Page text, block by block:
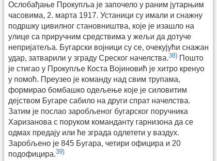
Ослобађање Прокупља је започело у раним јутарњим
часовима, 2. марта 1917. Устаници су имали и снажну
подршку цивилног становништва, које је изашло на
улице са приручним средствима у жељи да дотуче
непријатеља. Бугарски војници су се, очекујући снажан
удар, затварили у зграду Среског начелства.38) Пошто
је стигао у Прокупље Коста Војиновић је хитро кренуо
у помоћ. Преузео је команду над свим трупама,
формирао бомбашко одељење које је силовитим
дејством Бугаре сабило на други спрат начелства.
Затим је послао заробљеног бугарског поручника
Харизанова с поруком команданту гарнизона да се
одмах предају или ће зграда одлетети у ваздух.
Заробљено је 845 Бугара, четири официра и 20
подофицира.39)